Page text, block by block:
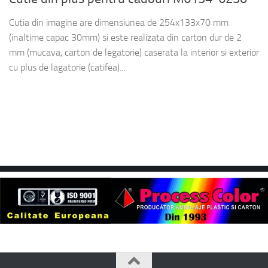
Cutia din imagine are dimensiunea de 254x133x70 mm
(inaltime capac 30mm) si este realizata din carton dur de 2
mm (mucava, carton de legatorie) caserata la interior si exterior
cu plus de lagatorie (catifea)...